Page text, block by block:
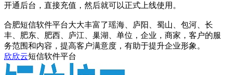
开通后台，直接充值，然后就可以正式上线使用。
合肥短信软件平台大大丰富了瑶海、庐阳、蜀山、包河、长
丰、肥东、肥西、庐江、巢湖、单位，企业，商家，客户的服
务范围和内容，提高客户满意度，有助于提升企业形象。
欣欣云短信软件平台